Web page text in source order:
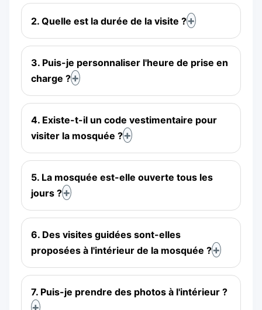
2. Quelle est la durée de la visite ?
3. Puis-je personnaliser l'heure de prise en
charge ?
4. Existe-t-il un code vestimentaire pour
visiter la mosquée ?
5. La mosquée est-elle ouverte tous les
jours ?
6. Des visites guidées sont-elles
proposées à l'intérieur de la mosquée ?
7. Puis-je prendre des photos à l'intérieur ?